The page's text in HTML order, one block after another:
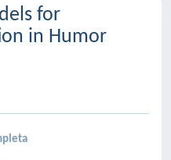
for
in Humor